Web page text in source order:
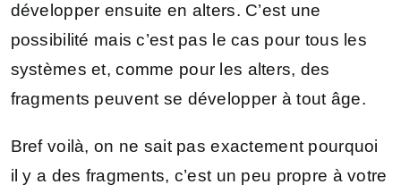
développer ensuite en alters. C’est une
possibilité mais c’est pas le cas pour tous les
systèmes et, comme pour les alters, des
fragments peuvent se développer à tout âge.
Bref voilà, on ne sait pas exactement pourquoi
il y a des fragments, c’est un peu propre à votre